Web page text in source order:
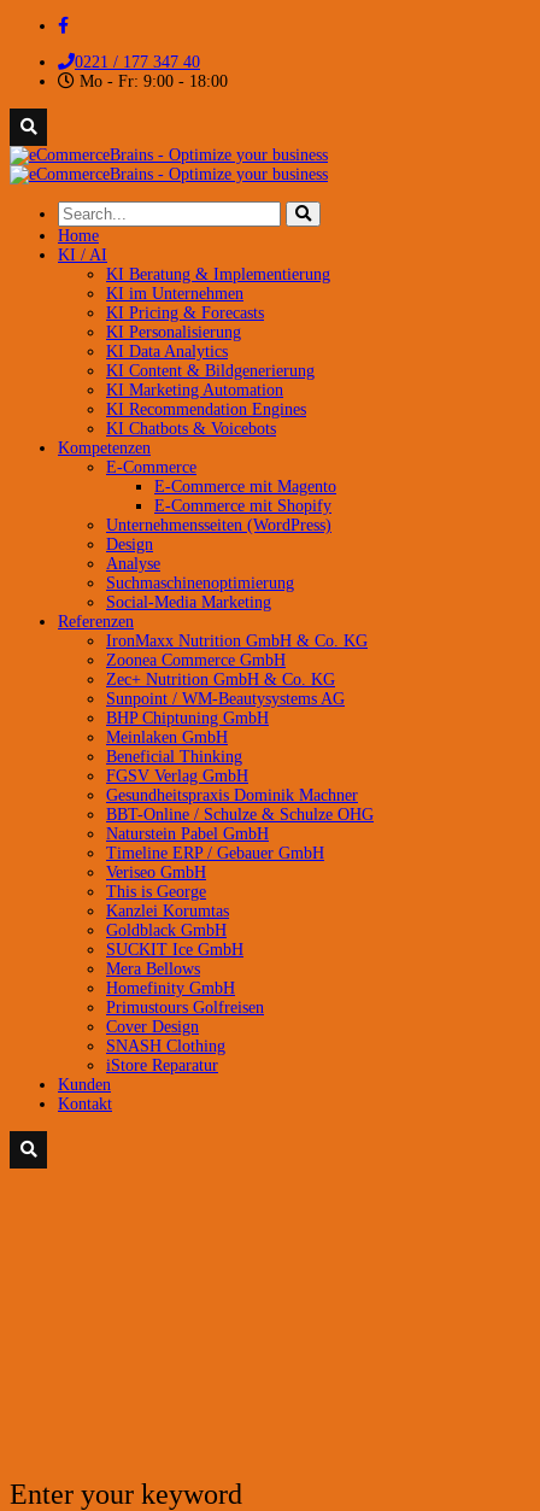
0221 / 177 347 40
Mo - Fr: 9:00 - 18:00
Home
KI / AI
KI Beratung & Implementierung
KI im Unternehmen
KI Pricing & Forecasts
KI Personalisierung
KI Data Analytics
KI Content & Bildgenerierung
KI Marketing Automation
KI Recommendation Engines
KI Chatbots & Voicebots
Kompetenzen
E-Commerce
E-Commerce mit Magento
E-Commerce mit Shopify
Unternehmensseiten (WordPress)
Design
Analyse
Suchmaschinenoptimierung
Social-Media Marketing
Referenzen
IronMaxx Nutrition GmbH & Co. KG
Zoonea Commerce GmbH
Zec+ Nutrition GmbH & Co. KG
Sunpoint / WM-Beautysystems AG
BHP Chiptuning GmbH
Meinlaken GmbH
Beneficial Thinking
FGSV Verlag GmbH
Gesundheitspraxis Dominik Machner
BBT-Online / Schulze & Schulze OHG
Naturstein Pabel GmbH
Timeline ERP / Gebauer GmbH
Veriseo GmbH
This is George
Kanzlei Korumtas
Goldblack GmbH
SUCKIT Ice GmbH
Mera Bellows
Homefinity GmbH
Primustours Golfreisen
Cover Design
SNASH Clothing
iStore Reparatur
Kunden
Kontakt
Enter your keyword